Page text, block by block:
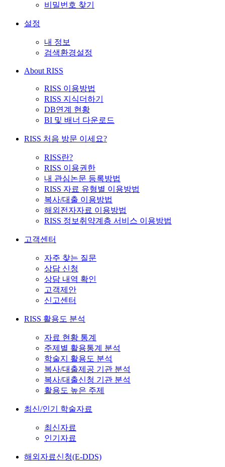
비밀번호 찾기
설정
내 정보
검색환경설정
About RISS
RISS 이용방법
RISS 지식더하기
DB연계 현황
BI 및 배너 다운로드
RISS 처음 방문 이세요?
RISS란?
RISS 이용권한
내 관심논문 등록방법
RISS 자료 유형별 이용방법
복사/대출 이용방법
해외전자자료 이용방법
RISS 정보취약계층 서비스 이용방법
고객센터
자주 찾는 질문
상담 신청
상담 내역 확인
고객제안
신고센터
RISS 활용도 분석
자료 현황 통계
주제별 활용통계 분석
학술지 활용도 분석
복사/대출제공 기관 분석
복사/대출신청 기관 분석
활용도 높은 주제
최신/인기 학술자료
최신자료
인기자료
해외자료신청(E-DDS)